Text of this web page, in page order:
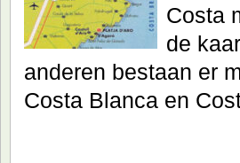
Costa
de
anderen bestaan er
Costa Blanca en